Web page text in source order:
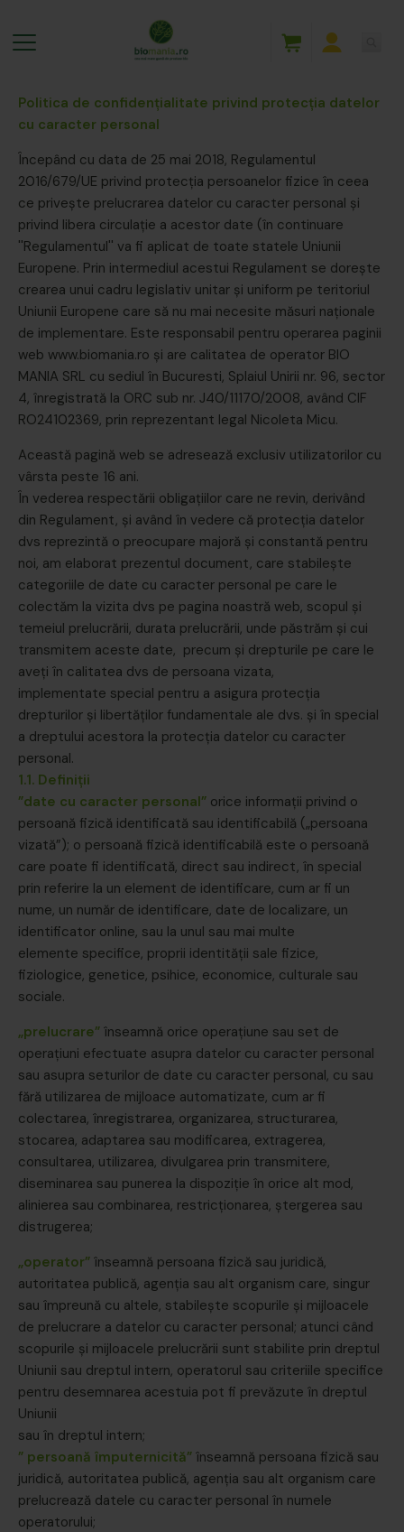
Politica de confidenţialitate privind protecția datelor
cu caracter personal
Începând cu data de 25 mai 2018, Regulamentul
2016/679/UE privind protecția persoanelor fizice în ceea
ce privește prelucrarea datelor cu caracter personal și
privind libera circulație a acestor date (în continuare
''Regulamentul'' va fi aplicat de toate statele Uniunii
Europene. Prin intermediul acestui Regulament se dorește
crearea unui cadru legislativ unitar și uniform pe teritoriul
Uniunii Europene care să nu mai necesite măsuri naționale
de implementare. Este responsabil pentru operarea paginii
web www.biomania.ro și are calitatea de operator BIO
MANIA SRL cu sediul în Bucuresti, Splaiul Unirii nr. 96, sector
4, înregistrată la ORC sub nr. J40/11170/2008, având CIF
RO24102369, prin reprezentant legal Nicoleta Micu.
Această pagină web se adresează exclusiv utilizatorilor cu
vârsta peste 16 ani.
În vederea respectării obligațiilor care ne revin, derivând
din Regulament, și având în vedere că protecția datelor
dvs reprezintă o preocupare majoră și constantă pentru
noi, am elaborat prezentul document, care stabilește
categoriile de date cu caracter personal pe care le
colectăm la vizita dvs pe pagina noastră web, scopul și
temeiul prelucrării, durata prelucrării, unde păstrăm și cui
transmitem aceste date, precum și drepturile pe care le
aveți în calitatea dvs de persoana vizata,
implementate special pentru a asigura protecția
drepturilor și libertăților fundamentale ale dvs. și în special
a dreptului acestora la protecția datelor cu caracter
personal.
1.1. Definiții
”date cu caracter personal” orice informații privind o
persoană fizică identificată sau identificabilă („persoana
vizată”); o persoană fizică identificabilă este o persoană
care poate fi identificată, direct sau indirect, în special
prin referire la un element de identificare, cum ar fi un
nume, un număr de identificare, date de localizare, un
identificator online, sau la unul sau mai multe
elemente specifice, proprii identității sale fizice,
fiziologice, genetice, psihice, economice, culturale sau
sociale.
„prelucrare” înseamnă orice operațiune sau set de
operațiuni efectuate asupra datelor cu caracter personal
sau asupra seturilor de date cu caracter personal, cu sau
fără utilizarea de mijloace automatizate, cum ar fi
colectarea, înregistrarea, organizarea, structurarea,
stocarea, adaptarea sau modificarea, extragerea,
consultarea, utilizarea, divulgarea prin transmitere,
diseminarea sau punerea la dispoziție în orice alt mod,
alinierea sau combinarea, restricționarea, ștergerea sau
distrugerea;
„operator” înseamnă persoana fizică sau juridică,
autoritatea publică, agenția sau alt organism care, singur
sau împreună cu altele, stabilește scopurile și mijloacele
de prelucrare a datelor cu caracter personal; atunci când
scopurile și mijloacele prelucrării sunt stabilite prin dreptul
Uniunii sau dreptul intern, operatorul sau criteriile specifice
pentru desemnarea acestuia pot fi prevăzute în dreptul
Uniunii
sau în dreptul intern;
” persoană împuternicită” înseamnă persoana fizică sau
juridică, autoritatea publică, agenția sau alt organism care
prelucrează datele cu caracter personal în numele
operatorului;